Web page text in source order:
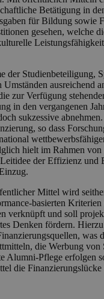
Betätigung in
für Bildung sowie
gesehen, welche
der Studienbeteiligung,
ausreichend
zur Verfügung
in den vergangenen
sukzessive
so dass
hielt im Rahmen
der Effizienz und
Mittel wird
basierten Kriterien
verknüpft und soll
Denken fördern.
was
die Werbung von
Alumni-Pflege erfolgen
die Finanzierungslücke